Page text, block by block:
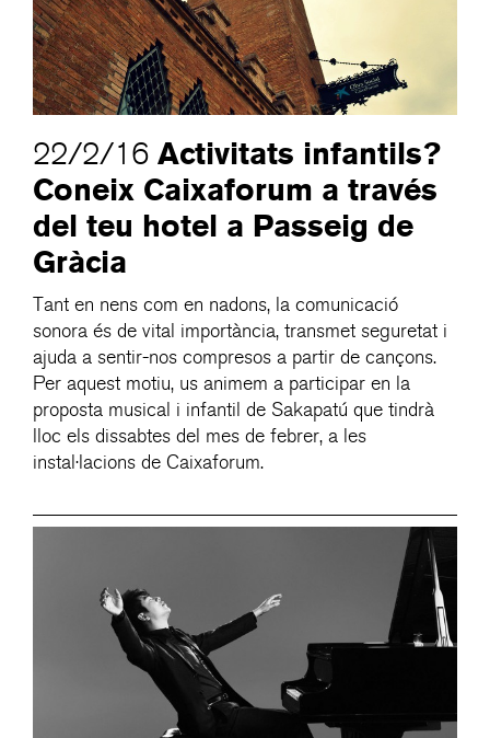
22/2/16 Activitats infantils?
Coneix Caixaforum a través
del teu hotel a Passeig de
Gràcia
Tant en nens com en nadons, la comunicació
sonora és de vital importància, transmet seguretat i
ajuda a sentir-nos compresos a partir de cançons.
Per aquest motiu, us animem a participar en la
proposta musical i infantil de Sakapatú que tindrà
lloc els dissabtes del mes de febrer, a les
instal·lacions de Caixaforum.